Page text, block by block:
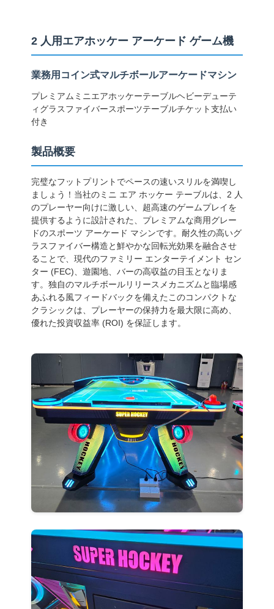
2 人用エアホッケー アーケード ゲーム機
業務用コイン式マルチボールアーケードマシン
プレミアムミニエアホッケーテーブルヘビーデューテ
ィグラスファイバースポーツテーブルチケット支払い
付き
製品概要
完璧なフットプリントでペースの速いスリルを満喫し
ましょう！当社のミニ エア ホッケー テーブルは、2 人
のプレーヤー向けに激しい、超高速のゲームプレイを
提供するように設計された、プレミアムな商用グレー
ドのスポーツ アーケード マシンです。耐久性の高いグ
ラスファイバー構造と鮮やかな回転光効果を融合させ
ることで、現代のファミリー エンターテイメント セン
ター (FEC)、遊園地、バーの高収益の目玉となりま
す。独自のマルチボールリリースメカニズムと臨場感
あふれる風フィードバックを備えたこのコンパクトな
クラシックは、プレーヤーの保持力を最大限に高め、
優れた投資収益率 (ROI) を保証します。